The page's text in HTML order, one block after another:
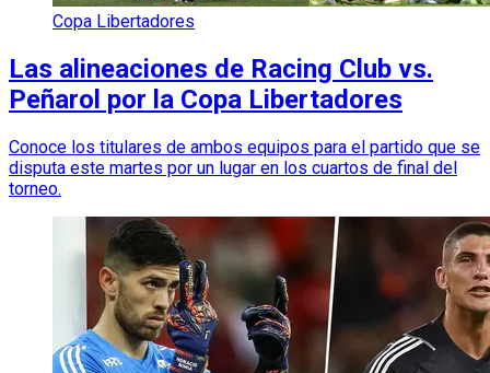
Copa Libertadores
Las alineaciones de Racing Club vs.
Peñarol por la Copa Libertadores
Conoce los titulares de ambos equipos para el partido que se
disputa este martes por un lugar en los cuartos de final del
torneo.